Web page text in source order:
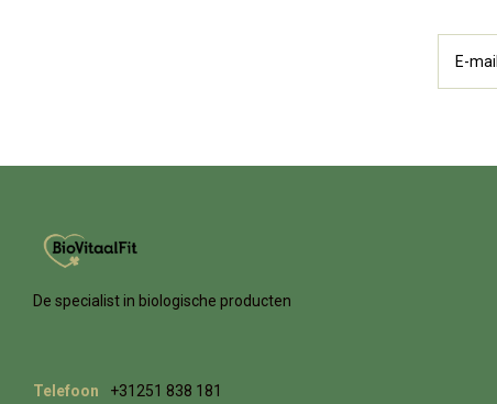
De specialist in biologische producten
Telefoon +31251 838 181